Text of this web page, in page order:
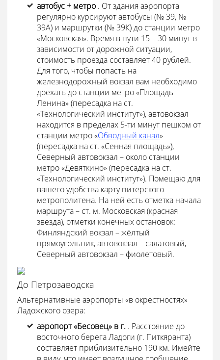
автобус + метро . От здания аэропорта
регулярно курсируют автобусы (№ 39, №
39А) и маршрутки (№ 39К) до станции метро
«Московская». Время в пути 15 – 30 минут в
зависимости от дорожной ситуации,
стоимость проезда составляет 40 рублей.
Для того, чтобы попасть на
железнодорожный вокзал вам необходимо
доехать до станции метро «Площадь
Ленина» (пересадка на ст.
«Технологический институт»), автовокзал
находится в пределах 5-ти минут пешком от
станции метро «Обводный канал»
(пересадка на ст. «Сенная площадь»),
Северный автовокзал – около станции
метро «Девяткино» (пересадка на ст.
«Технологический институт»). Помещаю для
вашего удобства карту питерского
метрополитена. На ней есть отметка начала
маршрута – ст. м. Московская (красная
звезда), отметки конечных остановок:
Финляндский вокзал – жёлтый
прямоугольник, автовокзал – салатовый,
Северный автовокзал – фиолетовый.
До Петрозаводска
Альтернативные аэропорты «в окрестностях»
Ладожского озера:
аэропорт «Бесовец» в г. . Расстояние до
восточного берега Ладоги (г. Питкяранта)
составляет приблизительно 190 км. Имейте